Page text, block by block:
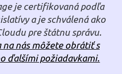
je certifikovaná podľa
a je schválená ako
pre štátnu správu.
na nás môžete obrátiť s
ďalšími požiadavkami.